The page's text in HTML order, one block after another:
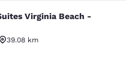
Virginia
Virginia Beach -
39.08 km
estrellas. Bueno. 1644 reseñas